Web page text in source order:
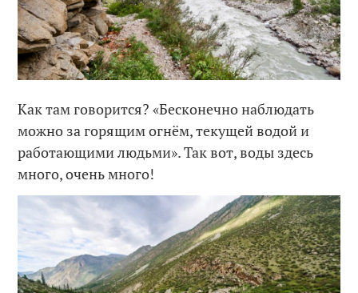
Как там говорится? «Бесконечно наблюдать
можно за горящим огнём, текущей водой и
работающими людьми». Так вот, воды здесь
много, очень много!